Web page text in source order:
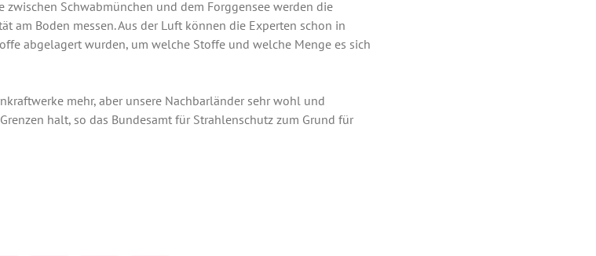
Schwabmünchen und dem Forggensee werden die
am Boden messen. Aus der Luft können die Experten schon in
abgelagert wurden, um welche Stoffe und welche Menge es sich
mehr, aber unsere Nachbarländer sehr wohl und
halt, so das Bundesamt für Strahlenschutz zum Grund für